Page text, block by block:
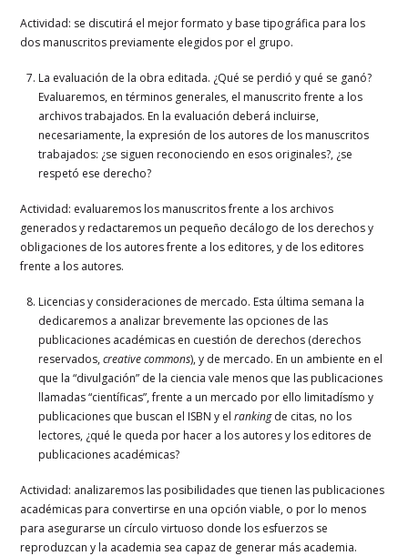
Actividad: se discutirá el mejor formato y base tipográfica para los
dos manuscritos previamente elegidos por el grupo.
La evaluación de la obra editada. ¿Qué se perdió y qué se ganó?
Evaluaremos, en términos generales, el manuscrito frente a los
archivos trabajados. En la evaluación deberá incluirse,
necesariamente, la expresión de los autores de los manuscritos
trabajados: ¿se siguen reconociendo en esos originales?, ¿se
respetó ese derecho?
Actividad: evaluaremos los manuscritos frente a los archivos
generados y redactaremos un pequeño decálogo de los derechos y
obligaciones de los autores frente a los editores, y de los editores
frente a los autores.
Licencias y consideraciones de mercado. Esta última semana la
dedicaremos a analizar brevemente las opciones de las
publicaciones académicas en cuestión de derechos (derechos
reservados,creative commons), y de mercado. En un ambiente en el
que la “divulgación” de la ciencia vale menos que las publicaciones
llamadas “científicas”, frente a un mercado por ello limitadísmo y
publicaciones que buscan el ISBN y elrankingde citas, no los
lectores, ¿qué le queda por hacer a los autores y los editores de
publicaciones académicas?
Actividad: analizaremos las posibilidades que tienen las publicaciones
académicas para convertirse en una opción viable, o por lo menos
para asegurarse un círculo virtuoso donde los esfuerzos se
reproduzcan y la academia sea capaz de generar más academia.